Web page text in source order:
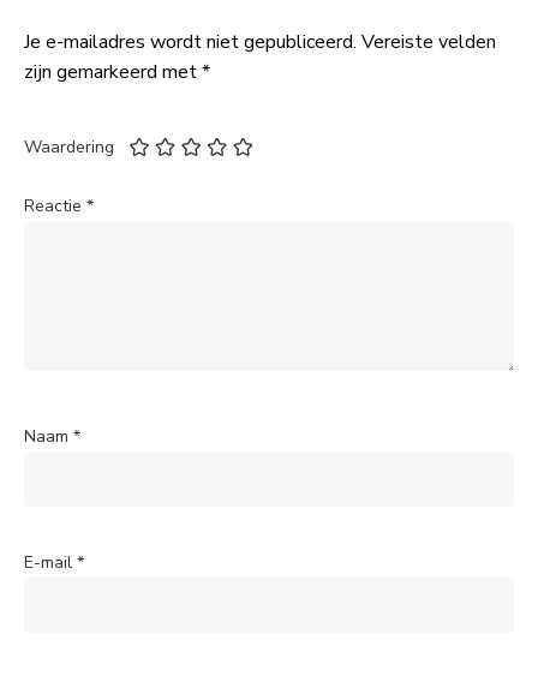
Je e-mailadres wordt niet gepubliceerd. Vereiste velden
zijn gemarkeerd met*
Waardering
Reactie *
Naam *
E-mail *